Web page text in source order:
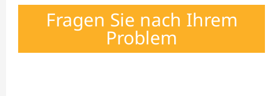
Fragen Sie nach Ihrem
Problem